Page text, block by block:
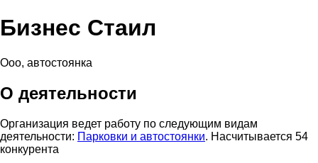
Бизнес Стаил
Ооо, автостоянка
О деятельности
Организация ведет работу по следующим видам
деятельности: Парковки и автостоянки. Насчитывается 54
конкурента